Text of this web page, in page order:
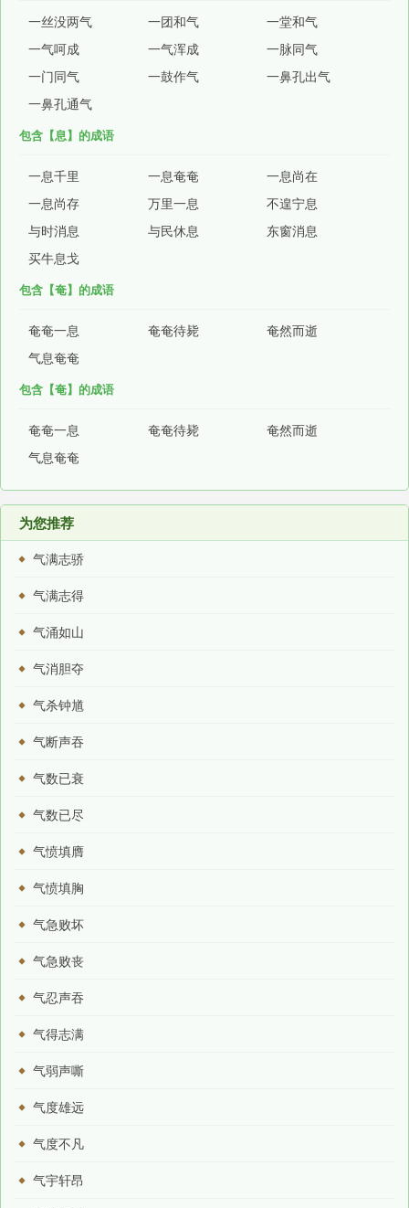
一丝没两气 一团和气
一堂和气
一气呵成
一气浑成
一脉同气
一门同气
一鼓作气
一鼻孔出气
一鼻孔通气
包含【息】的成语
一息千里 一息奄奄
一息尚在
一息尚存
万里一息
不遑宁息
与时消息
与民休息
东窗消息
买牛息戈
包含【奄】的成语
奄奄一息 奄奄待毙
奄然而逝
气息奄奄
包含【奄】的成语
奄奄一息 奄奄待毙
奄然而逝
气息奄奄
为您推荐
气满志骄
气满志得
气涌如山
气消胆夺
气杀钟馗
气断声吞
气数已衰
气数已尽
气愤填膺
气愤填胸
气急败坏
气急败丧
气忍声吞
气得志满
气弱声嘶
气度雄远
气度不凡
气宇轩昂